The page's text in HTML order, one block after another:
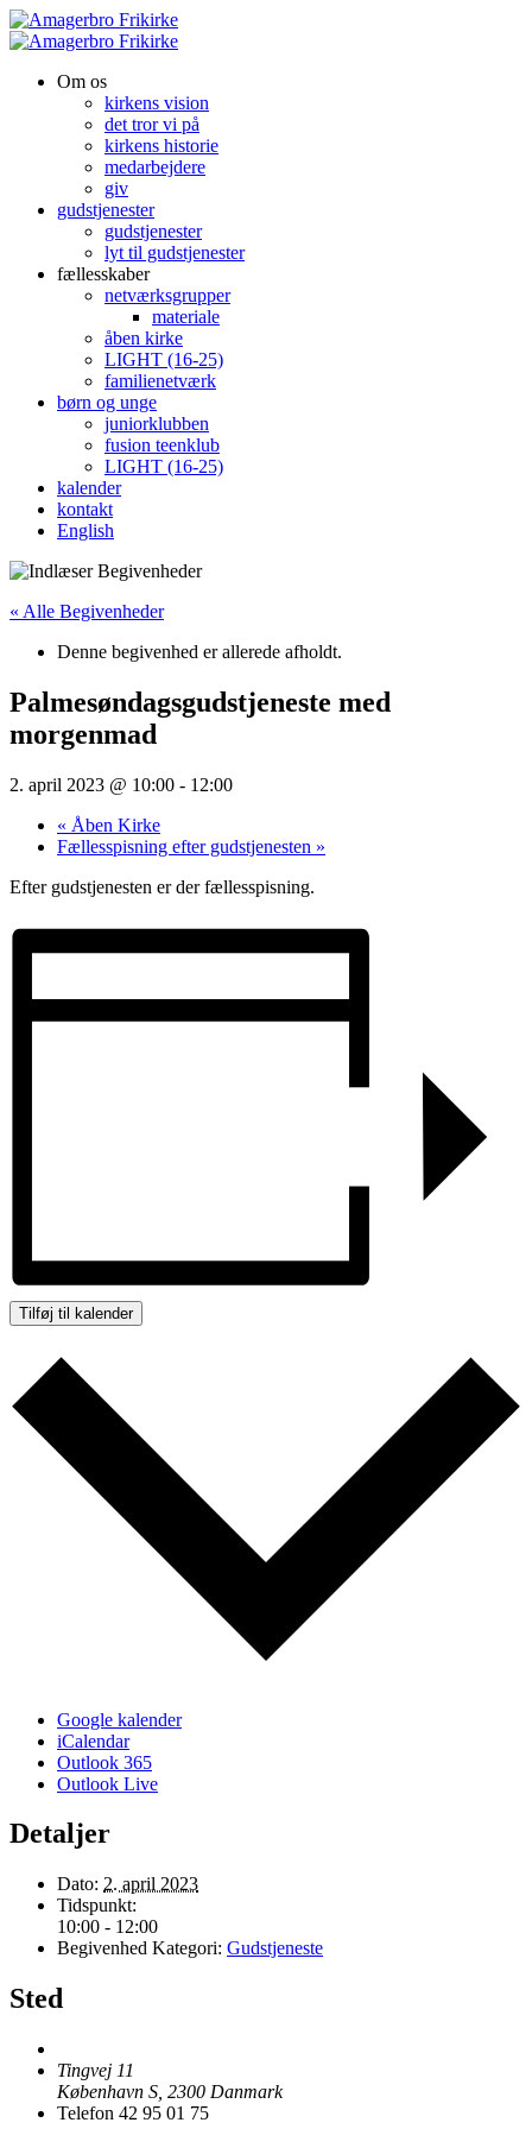
Om os
kirkens vision
det tror vi på
kirkens historie
medarbejdere
giv
gudstjenester
gudstjenester
lyt til gudstjenester
fællesskaber
netværksgrupper
materiale
åben kirke
LIGHT (16-25)
familienetværk
børn og unge
juniorklubben
fusion teenklub
LIGHT (16-25)
kalender
kontakt
English
« Alle Begivenheder
Denne begivenhed er allerede afholdt.
Palmesøndagsgudstjeneste med
morgenmad
2. april 2023 @ 10:00 - 12:00
« Åben Kirke
Fællesspisning efter gudstjenesten »
Efter gudstjenesten er der fællesspisning.
Tilføj til kalender
Google kalender
iCalendar
Outlook 365
Outlook Live
Detaljer
Dato: 2. april 2023
Tidspunkt:
10:00 - 12:00
Begivenhed Kategori: Gudstjeneste
Sted
Tingvej 11
København S 2300 Danmark
Telefon 42 95 01 75